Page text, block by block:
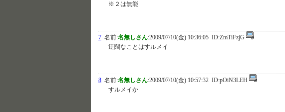
※２は無能
7 名前:名無しさん:2009/07/10(金) 10:36:05 ID:ZmTiFzjG
迂闊なことはすルメイ
8 名前:名無しさん:2009/07/10(金) 10:57:32 ID:pOiN3LEH
すルメイか